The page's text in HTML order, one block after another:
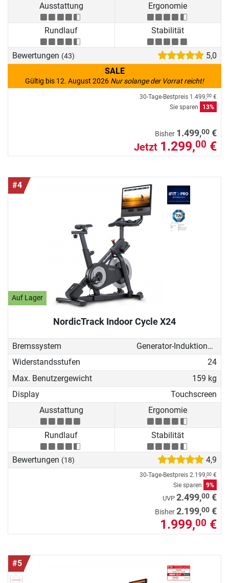
Ausstattung
Ergonomie
Rundlauf Stabilität
Bewertungen (43)
5,0
SALE
Gültig bis 12. August 2026 Nur solange der Vorrat reicht!
30-Tage-Bestpreis 1.499,00 €
Sie sparen
13%
Bisher 1.499,00 €
Jetzt 1.299,00 €
#4
Auf Lager
NordicTrack Indoor Cycle X24
Bremssystem
Generator-Induktionsbremse
Widerstandsstufen
24
Max. Benutzergewicht
159 kg
Display
Touchscreen
Ausstattung
Ergonomie
Rundlauf Stabilität
Bewertungen (18) 4,9
30-Tage-Bestpreis 2.199,00 €
Sie sparen
9%
UVP 2.499,00 €
Bisher2.199,00 €
1.999,00 €
#5